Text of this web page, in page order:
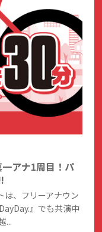
アナ1周目！パ
は、フリーアナウン
』でも共演中
...